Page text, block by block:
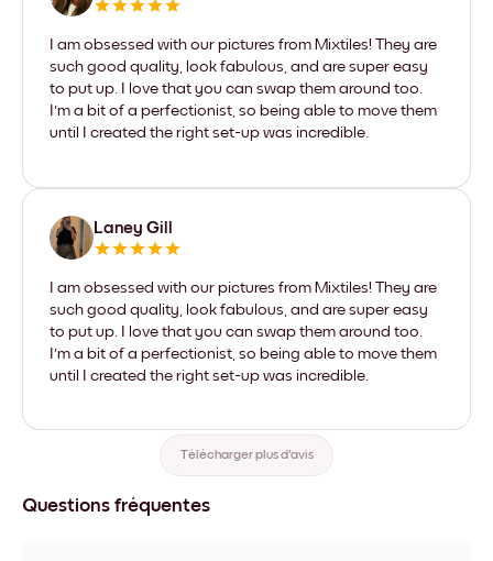
I am obsessed with our pictures from Mixtiles! They are
such good quality, look fabulous, and are super easy
to put up. I love that you can swap them around too.
I'm a bit of a perfectionist, so being able to move them
until I created the right set-up was incredible.
Laney Gill
I am obsessed with our pictures from Mixtiles! They are
such good quality, look fabulous, and are super easy
to put up. I love that you can swap them around too.
I'm a bit of a perfectionist, so being able to move them
until I created the right set-up was incredible.
Télécharger plus d'avis
Questions fréquentes